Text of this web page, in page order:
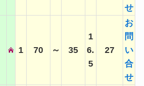
せ
1 70 ～ 35
1
6.
5
27
お
問
い
合
せ